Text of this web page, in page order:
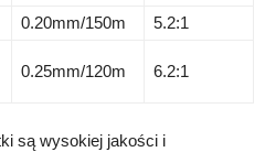
0.20mm/150m
5.2:1
0.25mm/120m 6.2:1
są wysokiej jakości i